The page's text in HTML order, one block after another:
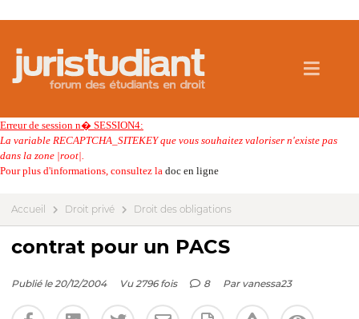
Erreur de session n� SESSION4:
La variable RECAPTCHA_SITEKEY que vous souhaitez valoriser n'existe pas
dans la zone |root|.
Pour plus d'informations, consultez la doc en ligne
Accueil Droit privé Droit des obligations
contrat pour un PACS
Publié le 20/12/2004 Vu 2796 fois 8 Par vanessa23